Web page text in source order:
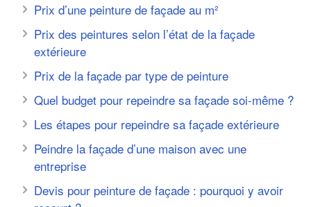
Prix d’une peinture de façade au m²
Prix des peintures selon l’état de la façade
extérieure
Prix de la façade par type de peinture
Quel budget pour repeindre sa façade soi-même ?
Les étapes pour repeindre sa façade extérieure
Peindre la façade d’une maison avec une
entreprise
Devis pour peinture de façade : pourquoi y avoir